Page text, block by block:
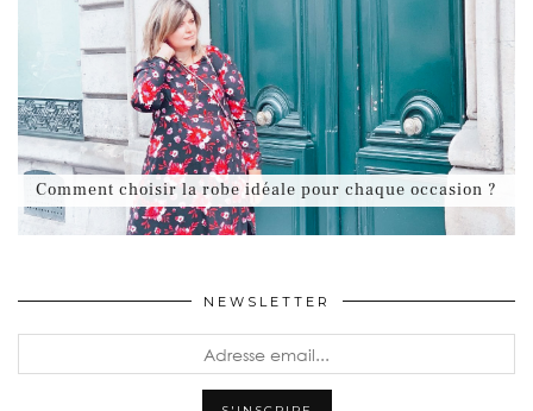
Comment choisir la robe idéale pour chaque occasion ?
NEWSLETTER